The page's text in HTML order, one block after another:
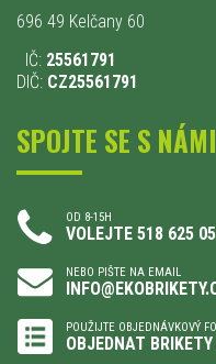
696 49 Kelčany 60
IČ: 25561791
DIČ: CZ25561791
SPOJTE SE S NÁMI
OD 8-15H
VOLEJTE 518 625
NEBO PIŠTE NA EMAIL
POUŽIJTE OBJEDNÁVKOVÝ
OBJEDNAT